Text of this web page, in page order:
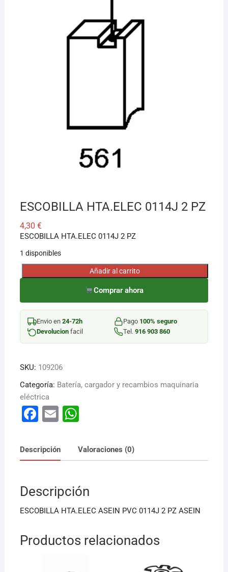
ESCOBILLA HTA.ELEC 0114J 2 PZ
4,30 €
ESCOBILLA HTA.ELEC 0114J 2 PZ
1 disponibles
ESCOBILLA
0114J
2
PZ
cantidad
Añadir al carrito
Comprar ahora
Envio en 24-72h Pago 100% seguro
Devolucionfacil Tel. 916 903 860
SKU: 109206
Categoría: Batería, cargador y recambios maquinaria
eléctrica
F
c
e
o
o
E
ai
l
W
at
s
p
p
Descripción Valoraciones (0)
Descripción
ESCOBILLA HTA.ELEC ASEIN PVC 0114J 2 PZ ASEIN
Productos relacionados
¡Hola! Soy el asesor virtual de Ferretería El Arroyo.
Cuéntame qué necesitas y te ayudo a encontrarlo,
aunque no sepas el nombre exacto